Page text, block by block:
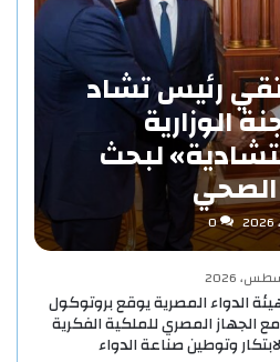
رئيس تشاد
الوزارية
لبحث
الصحي
0
الدواء المصرية يوقع بروتوكول
الجهاز المصري للملكية الفكرية
وتوطين صناعة الدواء